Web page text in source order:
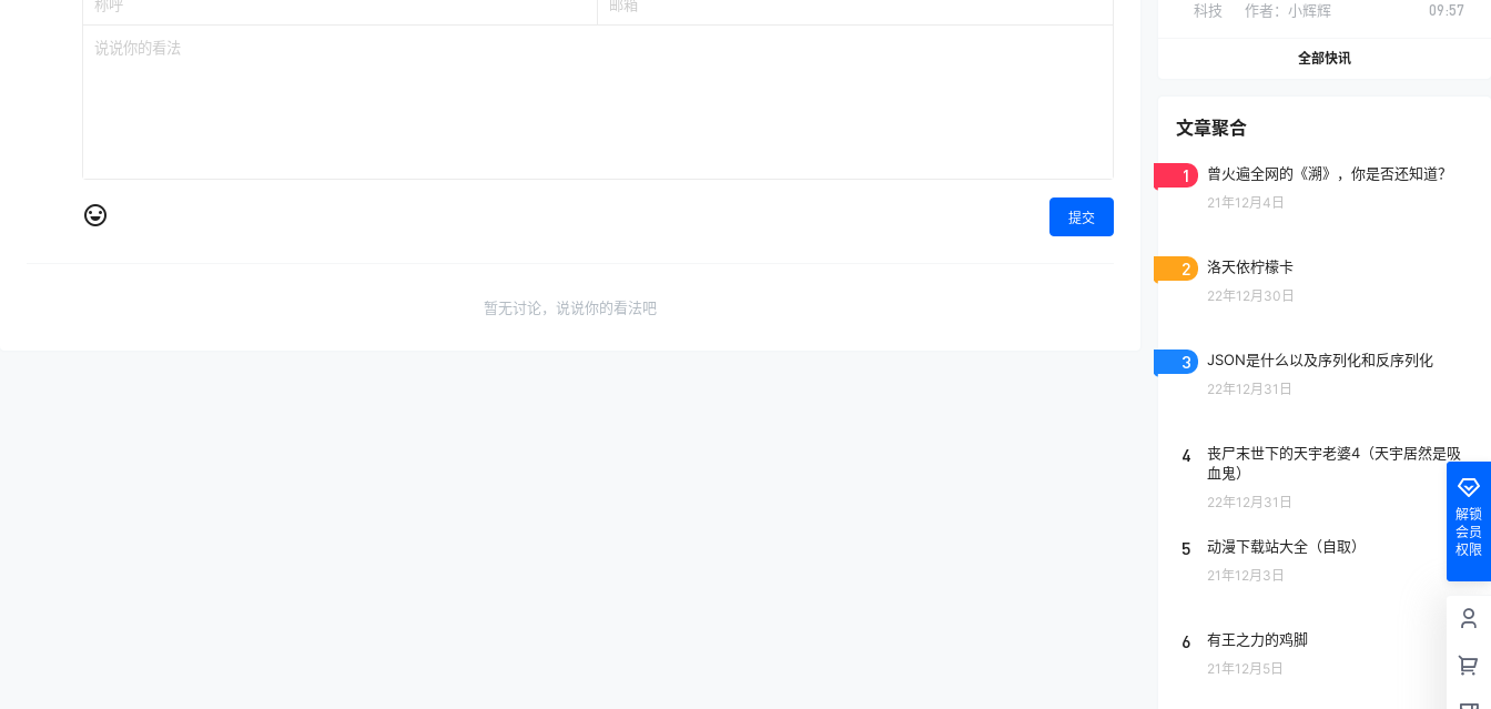
提交
暂无讨论，说说你的看法吧
科技 作者： 小辉辉 09:57
全部快讯
文章聚合
1 曾火遍全网的《溯》，你是否还知道？
21年12月4日
2 洛天依柠檬卡
22年12月30日
3 JSON是什么以及序列化和反序列化
22年12月31日
4
丧尸末世下的天宇老婆4（天宇居然是吸
血鬼）
22年12月31日
5 动漫下载站大全（自取）
21年12月3日
6 有王之力的鸡脚
21年12月5日
解锁
会员
权限